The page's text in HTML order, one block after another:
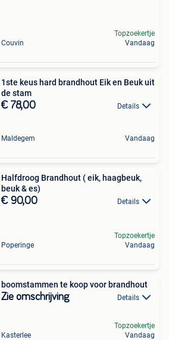
Couvin
Topzoekertje
Vandaag
1ste keus hard brandhout Eik en Beuk uit
de stam
€ 78,00 Details
Maldegem Vandaag
Halfdroog Brandhout ( eik, haagbeuk,
beuk & es)
€ 90,00 Details
Poperinge
Topzoekertje
Vandaag
boomstammen te koop voor brandhout
Zie omschrijving Details
Kasterlee
Topzoekertje
Vandaag